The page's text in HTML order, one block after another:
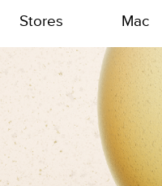
Stores Mac